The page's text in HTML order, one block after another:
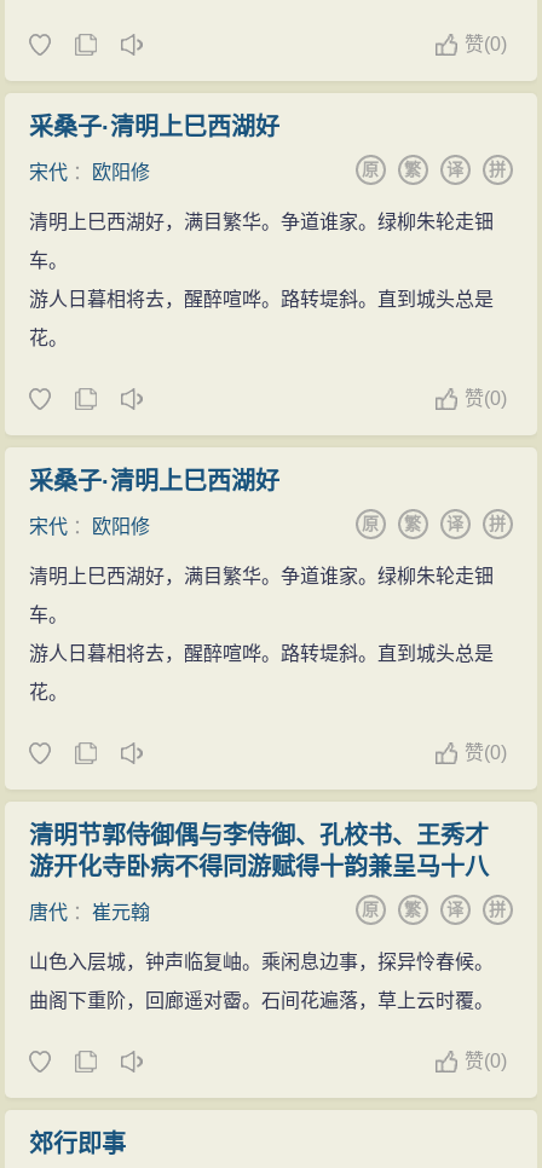
赞(0)
采桑子·清明上巳西湖好
宋代 ： 欧阳修 拼
译
繁
原
清明上巳西湖好，满目繁华。争道谁家。绿柳朱轮走钿
车。
游人日暮相将去，醒醉喧哗。路转堤斜。直到城头总是
花。
赞(0)
采桑子·清明上巳西湖好
宋代 ： 欧阳修 拼
译
繁
原
清明上巳西湖好，满目繁华。争道谁家。绿柳朱轮走钿
车。
游人日暮相将去，醒醉喧哗。路转堤斜。直到城头总是
花。
赞(0)
清明节郭侍御偶与李侍御、孔校书、王秀才
游开化寺卧病不得同游赋得十韵兼呈马十八
唐代 ：崔元翰 拼
译
繁
原
山色入层城，钟声临复岫。乘闲息边事，探异怜春候。
曲阁下重阶，回廊遥对霤。石间花遍落，草上云时覆。
赞(0)
郊行即事